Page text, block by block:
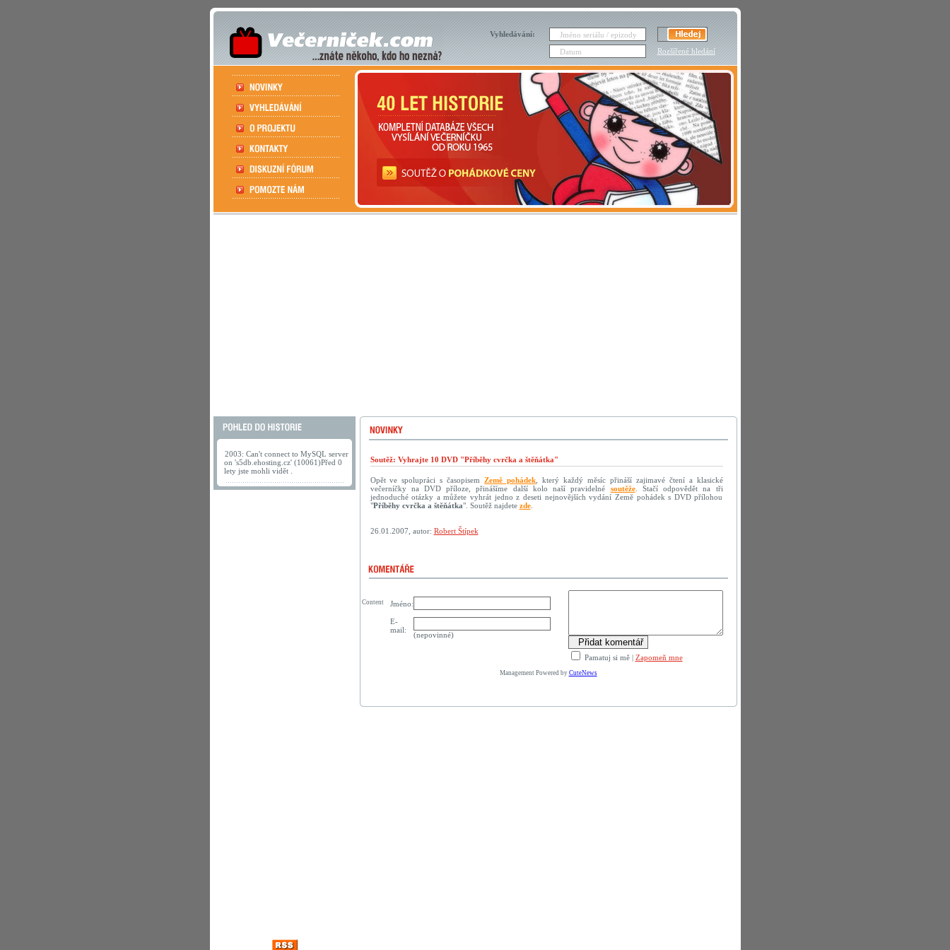
Vyhledávání:
Rozšířené hledání
2003: Can't connect to MySQL server
on 's5db.ehosting.cz' (10061)Před 0
lety jste mohli vidět .
Soutěž: Vyhrajte 10 DVD "Příběhy cvrčka a štěňátka"
Opět ve spolupráci s časopisemZemě pohádek , který každý měsíc přináší zajimavé čtení a klasické
večerníčky na DVD příloze, přinášíme další kolo naší pravidelné soutěže. Stačí odpovědět na tři
jednoduché otázky a můžete vyhrát jedno z deseti nejnovějších vydání Země pohádek s DVD přílohou
"Příběhy cvrčka a štěňátka". Soutěž najdete zde.
26.01.2007, autor: Robert Štípek
Jméno:
Pamatuj si mě| Zapomeň mne
E-
mail:
(nepovinné)
Content
Management Powered by CuteNews